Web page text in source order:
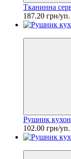
Тканинна
187.20 грн/уп.
Рушник
102.00 грн/уп.